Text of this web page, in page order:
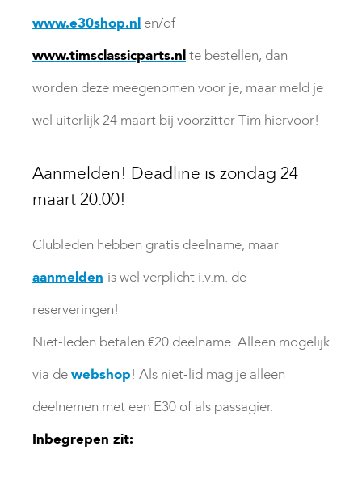
www.e30shop.nl en/of
www.timsclassicparts.nlte bestellen, dan
worden deze meegenomen voor je, maar meld je
wel uiterlijk 24 maart bij voorzitter Tim hiervoor!
Aanmelden! Deadline is zondag 24
maart 20:00!
Clubleden hebben gratis deelname, maar
aanmelden is wel verplicht i.v.m. de
reserveringen!
Niet-leden betalen €20 deelname. Alleen mogelijk
via dewebshop! Als niet-lid mag je alleen
deelnemen met een E30 of als passagier.
Inbegrepen zit: